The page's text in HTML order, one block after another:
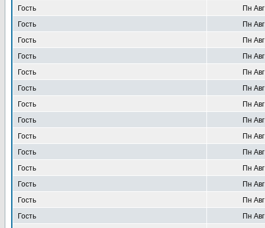
Гость
Пн
Гость
Пн
Гость
Пн
Гость
Пн
Гость
Пн
Гость
Пн
Гость
Пн
Гость
Пн
Гость
Пн
Гость
Пн
Гость
Пн
Гость
Пн
Гость
Пн
Гость
Пн